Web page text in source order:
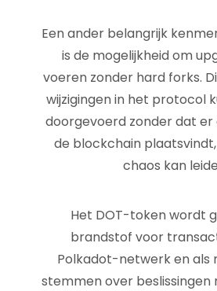
Een ander belangrijk
is de mogelijkheid om
voeren zonder hard forks.
wijzigingen in het protocol
doorgevoerd zonder dat er
de blockchain
chaos kan
Het DOT-token wordt
brandstof voor
Polkadot-netwerk en als
stemmen over